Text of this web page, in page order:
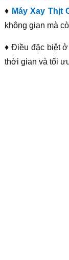
♦ Máy Xay Thịt
không gian mà
♦ Điều đặc biệt ở
thời gian và tối